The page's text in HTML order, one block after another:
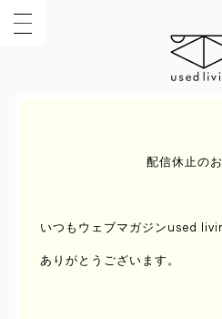
配信休止の
いつもウェブマガジンused
ありがとうございます。